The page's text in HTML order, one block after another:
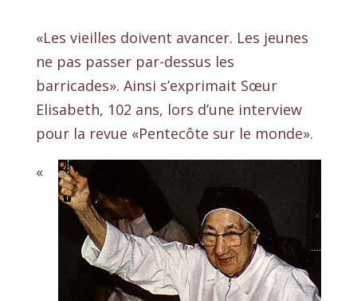
«Les vieilles doivent avancer. Les jeunes
ne pas passer par-dessus les
barricades». Ainsi s’exprimait Sœur
Elisabeth, 102 ans, lors d’une interview
pour la revue «Pentecôte sur le monde».
«